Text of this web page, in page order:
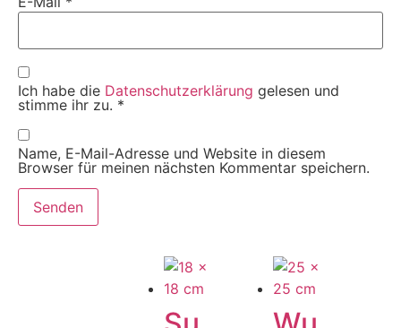
Ich habe die Datenschutzerklärung gelesen und
stimme ihr zu. *
Name, E-Mail-Adresse und Website in diesem
Browser für meinen nächsten Kommentar speichern.